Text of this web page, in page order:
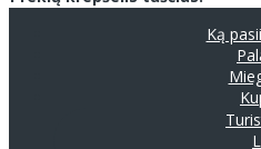
Ką